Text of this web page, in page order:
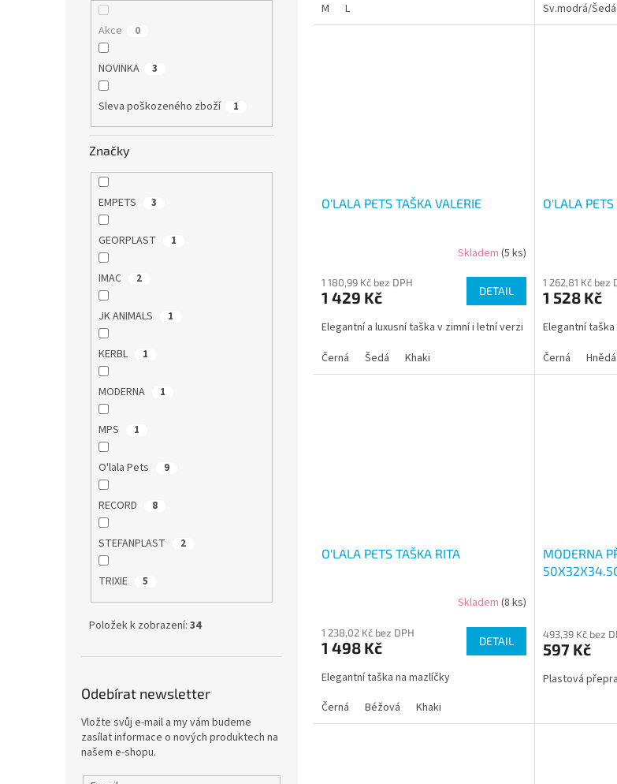
Akce 0
NOVINKA 3
Sleva poškozeného zboží 1
Značky
EMPETS 3
GEORPLAST 1
IMAC 2
JK ANIMALS 1
KERBL 1
MODERNA 1
MPS 1
O'lala Pets 9
RECORD 8
STEFANPLAST 2
TRIXIE 5
Položek k zobrazení: 34
Odebírat newsletter
Vložte svůj e-mail a my vám budeme
zasílat informace o nových produktech na
našem e-shopu.
M
L
Sv.modrá/Šedá
O'LALA PETS TAŠKA VALERIE
Skladem (5 ks)
1 180,99 Kč bez DPH
1 429 Kč DETAIL
Elegantní a luxusní taška v zimní i letní verzi
Černá
Šedá Khaki
O'LALA
1 262,81 Kč bez
1 528 Kč
Elegantní
Černá
Hnědá
O'LALA PETS TAŠKA RITA
Skladem (8 ks)
1 238,02 Kč bez DPH
1 498 Kč DETAIL
Elegantní taška na mazlíčky
Černá
Béžová Khaki
MODERNA
493,39 Kč bez
597 Kč
Plastová